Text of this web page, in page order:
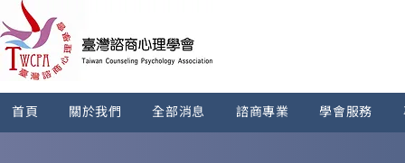
首頁 關於我們 全部消息 諮商專業 學會服務